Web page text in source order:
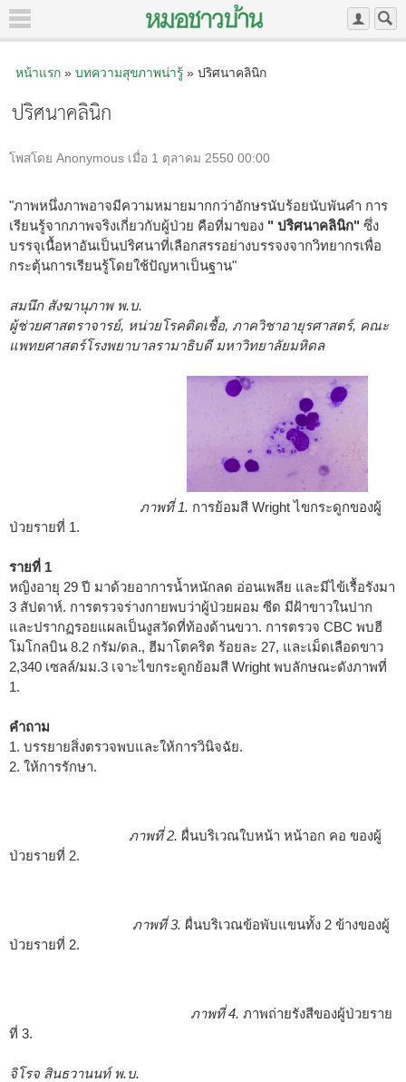
หน้าแรก» บทความสุขภาพน่ารู้» ปริศนาคลินิก
ปริศนาคลินิก
โพสโดย Anonymous เมื่อ 1 ตุลาคม 2550 00:00
"ภาพหนึ่งภาพอาจมีความหมายมากกว่าอักษรนับร้อยนับพันคำ การ
เรียนรู้จากภาพจริงเกี่ยวกับผู้ป่วย คือที่มาของ " ปริศนาคลินิก" ซึ่ง
บรรจุเนื้อหาอันเป็นปริศนาที่เลือกสรรอย่างบรรจงจากวิทยากรเพื่อ
กระตุ้นการเรียนรู้โดยใช้ปัญหาเป็นฐาน"
สมนึก สังฆานุภาพ พ.บ.
ผู้ช่วยศาสตราจารย์, หน่วยโรคติดเชื้อ, ภาควิชาอายุรศาสตร์, คณะ
แพทยศาสตร์โรงพยาบาลรามาธิบดี มหาวิทยาลัยมหิดล
ภาพที่ 1. การย้อมสี Wright ไขกระดูกของผู้
ป่วยรายที่ 1.
รายที่ 1
หญิงอายุ 29 ปี มาด้วยอาการน้ำหนักลด อ่อนเพลีย และมีไข้เรื้อรังมา
3 สัปดาห์. การตรวจร่างกายพบว่าผู้ป่วยผอม ซีด มีฝ้าขาวในปาก
และปรากฏรอยแผลเป็นงูสวัดที่ท้องด้านขวา. การตรวจ CBC พบฮี
โมโกลบิน 8.2 กรัม/ดล., ฮีมาโตคริต ร้อยละ 27, และเม็ดเลือดขาว
2,340 เซลล์/มม.3 เจาะไขกระดูกย้อมสี Wright พบลักษณะดังภาพที่
1.
คำถาม
1. บรรยายสิ่งตรวจพบและให้การวินิจฉัย.
2. ให้การรักษา.
ภาพที่ 2. ผื่นบริเวณใบหน้า หน้าอก คอ ของผู้
ป่วยรายที่ 2.
ภาพที่ 3. ผื่นบริเวณข้อพับแขนทั้ง 2 ข้างของผู้
ป่วยรายที่ 2.
ภาพที่ 4. ภาพถ่ายรังสีของผู้ป่วยราย
ที่ 3.
จิโรจ สินธวานนท์ พ.บ.